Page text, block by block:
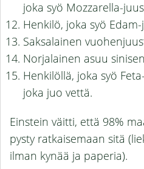
joka syö Mozzarella-
Henkilö, joka syö
Saksalainen
Norjalainen asuu
Henkilöllä, joka syö
joka juo vettä.
Einstein väitti, että 98%
pysty ratkaisemaan sitä
ilman kynää ja paperia).